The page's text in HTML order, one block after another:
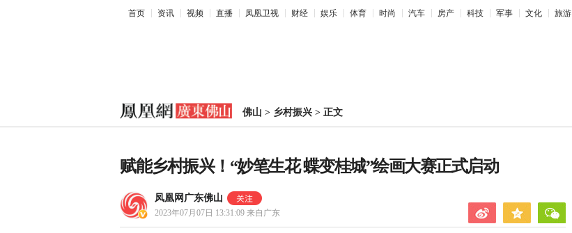
首页 资讯 视频 直播 凤凰卫视 财经 娱乐 体育 时尚 汽车 房产 科技 军事 文化 旅游
佛山 > 乡村振兴 > 正文
赋能乡村振兴！“妙笔生花 蝶变桂城”绘画大赛正式启动
凤凰网广东佛山
2023年07月07日 13:31:09 来自广东